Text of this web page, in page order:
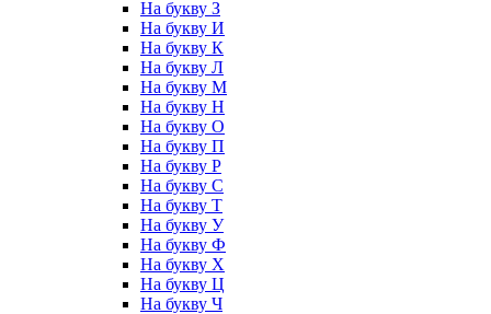
На букву З
На букву И
На букву К
На букву Л
На букву М
На букву Н
На букву О
На букву П
На букву Р
На букву С
На букву Т
На букву У
На букву Ф
На букву Х
На букву Ц
На букву Ч